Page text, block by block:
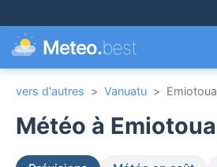
Meteo.best
vers d'autres > Vanuatu >
Météo à